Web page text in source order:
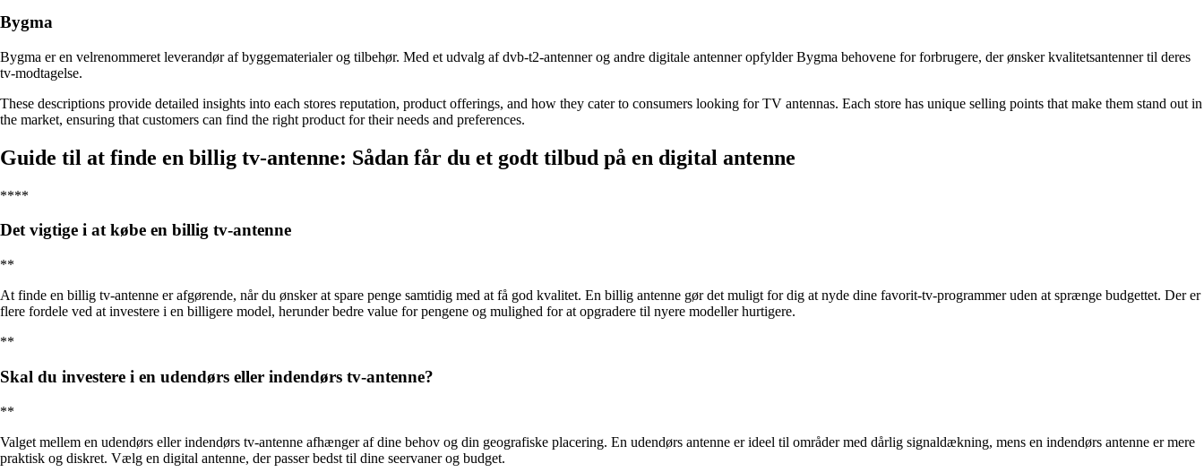
Bygma
Bygma er en velrenommeret leverandør af byggematerialer og tilbehør. Med et udvalg af dvb-t2-antenner og andre digitale antenner opfylder Bygma behovene for forbrugere, der ønsker kvalitetsantenner til deres
tv-modtagelse.
These descriptions provide detailed insights into each stores reputation, product offerings, and how they cater to consumers looking for TV antennas. Each store has unique selling points that make them stand out in
the market, ensuring that customers can find the right product for their needs and preferences.
Guide til at finde en billig tv-antenne: Sådan får du et godt tilbud på en digital antenne
****
Det vigtige i at købe en billig tv-antenne
**
At finde en billig tv-antenne er afgørende, når du ønsker at spare penge samtidig med at få god kvalitet. En billig antenne gør det muligt for dig at nyde dine favorit-tv-programmer uden at sprænge budgettet. Der er
flere fordele ved at investere i en billigere model, herunder bedre value for pengene og mulighed for at opgradere til nyere modeller hurtigere.
**
Skal du investere i en udendørs eller indendørs tv-antenne?
**
Valget mellem en udendørs eller indendørs tv-antenne afhænger af dine behov og din geografiske placering. En udendørs antenne er ideel til områder med dårlig signaldækning, mens en indendørs antenne er mere
praktisk og diskret. Vælg en digital antenne, der passer bedst til dine seervaner og budget.